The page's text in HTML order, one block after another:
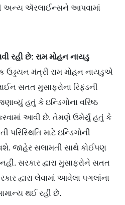
અન્ય ઍરલાઈન્સને આપવામાં
રહી છે: રામ મોહન નાયડુ
ઉડ્ડયન મંત્રી રામ મોહન નાયડુએ
સતત મુસાફરોના રિફંડની
હતું કે ઇન્ડિગોના વરિષ્ઠ
આવી છે. તેમણે ઉમેર્યું હતું કે
પરિસ્થિતિ માટે ઇન્ડિગોની
જાહેર સલામતી સાથે કોઈપણ
સરકાર દ્વારા મુસાફરોને સતત
દ્વારા લેવામાં આવેલા પગલાંના
થઈ રહી છે.